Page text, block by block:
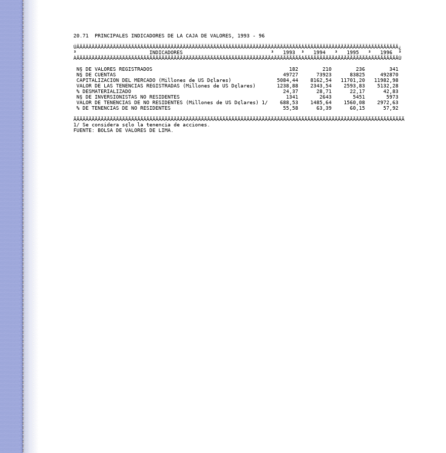
20.71  PRINCIPALES INDICADORES DE LA CAJA DE VALORES, 1993 - 96
ÚÄÄÄÄÄÄÄÄÄÄÄÄÄÄÄÄÄÄÄÄÄÄÄÄÄÄÄÄÄÄÄÄÄÄÄÄÄÄÄÄÄÄÄÄÄÄÄÄÄÄÄÄÄÄÄÄÄÄÄÄÄÄÄÄÂÄÄÄÄÄÄÄÄÄÂÄÄÄÄÄÄÄÄÄÄÂÄÄÄÄÄÄÄÄÄÄÂÄÄÄÄÄÄÄÄÄ¿
³                        INDICADORES                             ³   1993  ³   1994   ³   1995   ³   1996  ³
ÀÄÄÄÄÄÄÄÄÄÄÄÄÄÄÄÄÄÄÄÄÄÄÄÄÄÄÄÄÄÄÄÄÄÄÄÄÄÄÄÄÄÄÄÄÄÄÄÄÄÄÄÄÄÄÄÄÄÄÄÄÄÄÄÄÁÄÄÄÄÄÄÄÄÄÁÄÄÄÄÄÄÄÄÄÄÁÄÄÄÄÄÄÄÄÄÄÁÄÄÄÄÄÄÄÄÄÙ
N§ DE VALORES REGISTRADOS                                             182        210        236        341
N§ DE CUENTAS                                                       49727      73923      83825     492870
CAPITALIZACION DEL MERCADO (Millones de US D¢lares)               5084,44    8162,54   11701,20   11982,98
VALOR DE LAS TENENCIAS REGISTRADAS (Millones de US D¢lares)       1238,88    2343,54    2593,83    5132,28
% DESMATERIALIZADO                                                  24,37      28,71      22,17      42,83
N§ DE INVERSIONISTAS NO RESIDENTES                                   1341       2643       5451       5973
VALOR DE TENENCIAS DE NO RESIDENTES (Millones de US D¢lares) 1/    688,53    1485,64    1560,08    2972,63
% DE TENENCIAS DE NO RESIDENTES                                     55,58      63,39      60,15      57,92
ÄÄÄÄÄÄÄÄÄÄÄÄÄÄÄÄÄÄÄÄÄÄÄÄÄÄÄÄÄÄÄÄÄÄÄÄÄÄÄÄÄÄÄÄÄÄÄÄÄÄÄÄÄÄÄÄÄÄÄÄÄÄÄÄÄÄÄÄÄÄÄÄÄÄÄÄÄÄÄÄÄÄÄÄÄÄÄÄÄÄÄÄÄÄÄÄÄÄÄÄÄÄÄÄÄÄÄÄÄ
1/ Se considera s¢lo la tenencia de acciones.